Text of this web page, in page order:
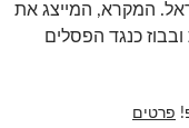
המקרא, המייצג את
כנגד הפסלים
פרטים